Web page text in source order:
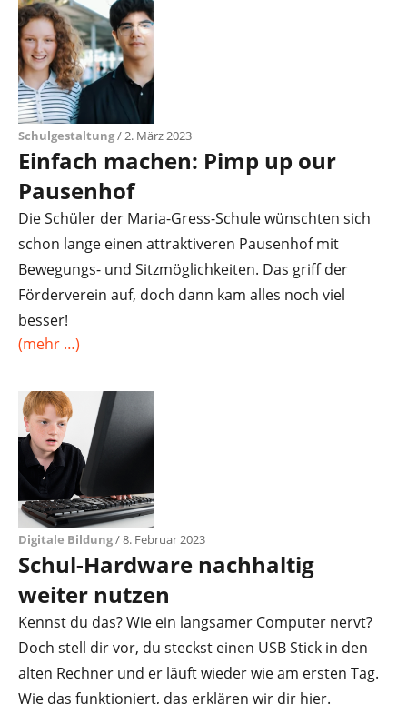
Schulgestaltung/ 2. März 2023
Einfach machen: Pimp up our
Pausenhof
Die Schüler der Maria-Gress-Schule wünschten sich
schon lange einen attraktiveren Pausenhof mit
Bewegungs- und Sitzmöglichkeiten. Das griff der
Förderverein auf, doch dann kam alles noch viel
besser!
(mehr …)
Digitale Bildung/ 8. Februar 2023
Schul-Hardware nachhaltig
weiter nutzen
Kennst du das? Wie ein langsamer Computer nervt?
Doch stell dir vor, du steckst einen USB Stick in den
alten Rechner und er läuft wieder wie am ersten Tag.
Wie das funktioniert, das erklären wir dir hier.